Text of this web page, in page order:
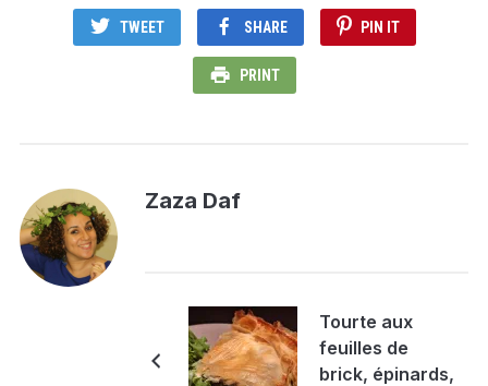
TWEET SHARE PIN IT
PRINT
Zaza Daf
Tourte aux
feuilles de
brick, épinards,